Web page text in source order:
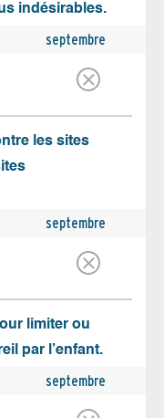
indésirables.
septembre
les sites
septembre
limiter ou
par l’enfant.
septembre